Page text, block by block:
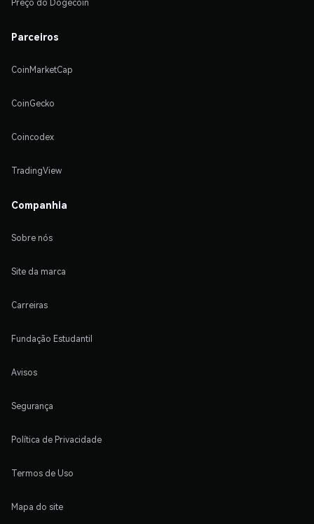
Preço do Dogecoin
Parceiros
CoinMarketCap
CoinGecko
Coincodex
TradingView
Companhia
Sobre nós
Site da marca
Carreiras
Fundação Estudantil
Avisos
Segurança
Política de Privacidade
Termos de Uso
Mapa do site